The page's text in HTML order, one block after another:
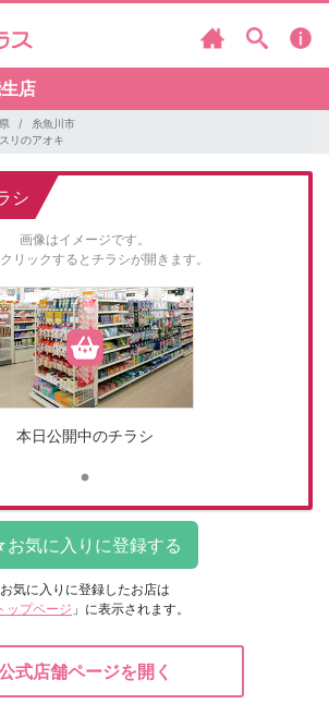
店
糸魚川市
リのアオキ
シ
画像はイメージです。
リックするとチラシが開きます。
本日公開中のチラシ
お気に入りに登録したお店は
ップページ 」に表示されます。
式店舗ページを開く